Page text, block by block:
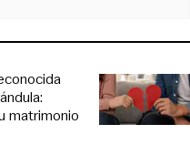
matrimonio